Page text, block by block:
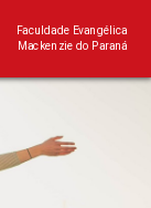
Faculdade Evangélica
Mackenzie do Paraná